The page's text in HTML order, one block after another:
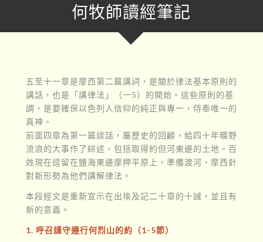
何牧師讀經筆記
五至十一章是摩西第二篇講詞，是關於律法基本原則的
講話，也是「講律法」（一5）的開始。這些原則的基
調，是要確保以色列人信仰的純正與專一，侍奉唯一的
真神。
前面四章為第一篇談話，屬歷史的回顧，給四十年曠野
流浪的大事作了綜述，包括取得約但河東邊的土地。百
姓現在逗留在鹽海東邊摩押平原上，準備渡河，摩西針
對新形勢為他們講解律法。
本段經文是重新宣示在出埃及記二十章的十誡，並且有
新的意義。
1. 呼召謹守遵行何烈山的約（1-5節）